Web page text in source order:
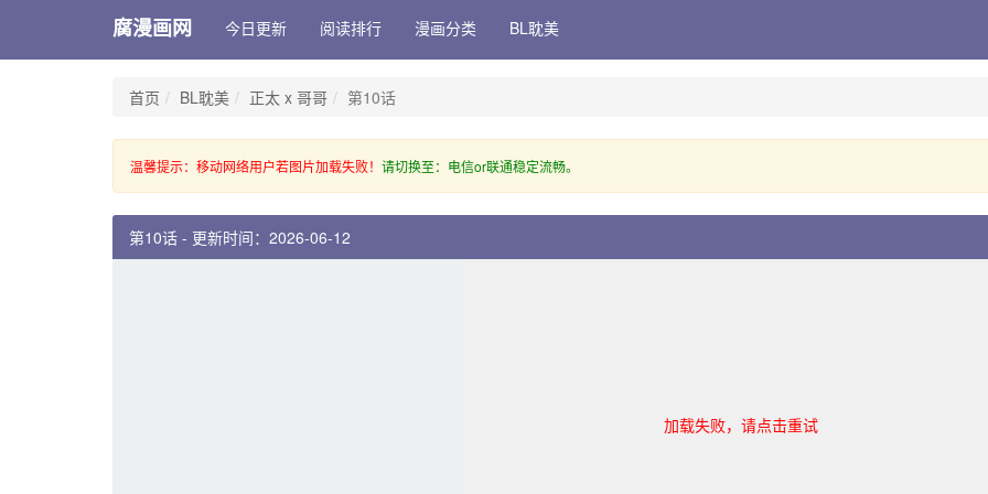
腐漫画网 今日更新 阅读排行 漫画分类 BL耽美
首页 BL耽美 正太 x 哥哥 第10话
温馨提示：移动网络用户若图片加载失败！ 请切换至：电信or联通稳定流畅。
第10话 - 更新时间：2026-06-12
加载失败，请点击重试